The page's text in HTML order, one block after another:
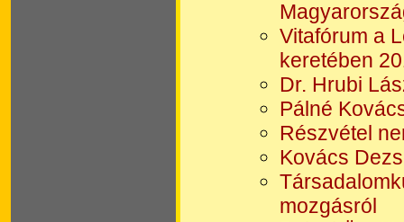
Vitafórum a
keretében
Dr. Hrubi
Pálné
Részvétel
Kovács
mozgásról